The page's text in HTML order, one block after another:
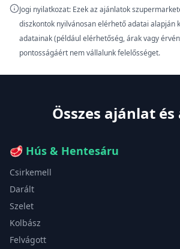
Jogi nyilatkozat: Ezek az ajánlatok
diszkontok nyilvánosan elérhető adatai alapján
adatainak (például elérhetőség, árak vagy
pontosságáért nem vállalunk felelősséget.
Összes ajánlat és
🥩 Hús & Hentesáru
Csirkemell
Darált
Szelet
Kolbász
Felvágott